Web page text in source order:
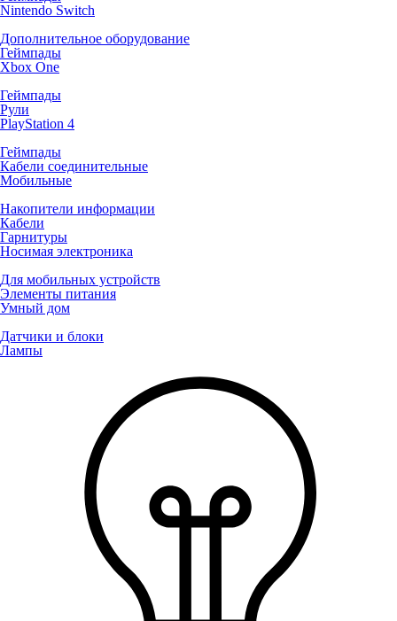
Nintendo Switch
Дополнительное оборудование
Геймпады
Xbox One
Геймпады
Рули
PlayStation 4
Геймпады
Кабели соединительные
Мобильные
Накопители информации
Кабели
Гарнитуры
Носимая электроника
Для мобильных устройств
Элементы питания
Умный дом
Датчики и блоки
Лампы